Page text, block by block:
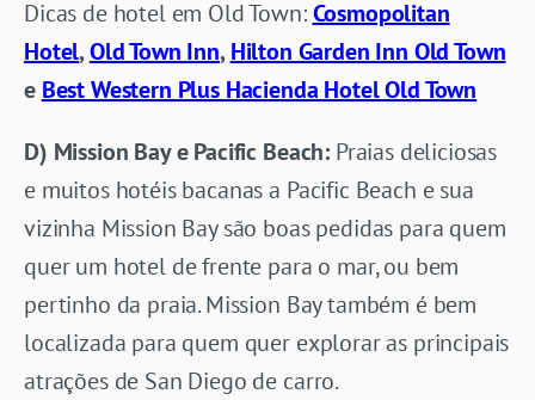
Dicas de hotel em Old Town:Cosmopolitan
Hotel,Old Town Inn,Hilton Garden Inn Old Town
e Best Western Plus Hacienda Hotel Old Town
D) Mission Bay e Pacific Beach: Praias deliciosas
e muitos hotéis bacanas a Pacific Beach e sua
vizinha Mission Bay são boas pedidas para quem
quer um hotel de frente para o mar, ou bem
pertinho da praia. Mission Bay também é bem
localizada para quem quer explorar as principais
atrações de San Diego de carro.